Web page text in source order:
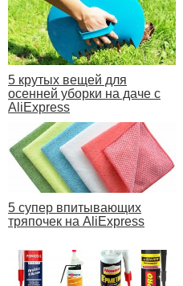
5 крутых вещей для
осенней уборки на даче с
AliExpress
5 супер впитывающих
тряпочек на AliExpress